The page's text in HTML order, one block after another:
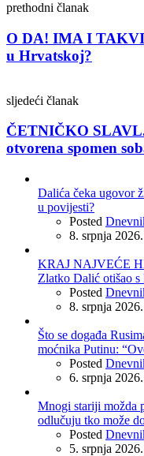
prethodni članak
O DA! IMA I
u Hrvatskoj?
sljedeći članak
ČETNIČKO
otvorena spomen
Dalića čeka ugovor
u povijesti?
Posted
8. srpnja 2026.
KRAJ NAJVEĆE
Zlatko Dalić otišao s
Posted
8. srpnja 2026.
Što se događa
moćnika Putinu:
Posted
6. srpnja 2026.
Mnogi stariji možda
odlučuju tko može
Posted
5. srpnja 2026.